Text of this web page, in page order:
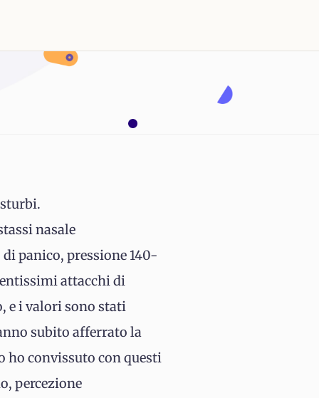
nasale
panico, pressione 140-
attacchi di
e i valori sono stati
subito afferrato la
ho convissuto con questi
percezione